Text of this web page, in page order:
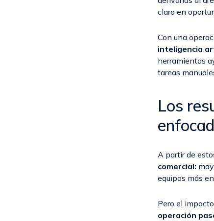
claro en
Con una
inteligencia
herramientas
tareas
Los
A partir de
comercial:
equipos más
Pero el
operación